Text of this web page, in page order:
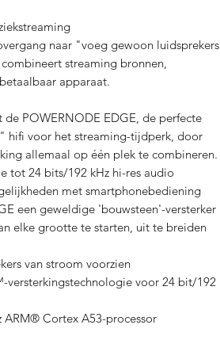
naar "voeg gewoon luidsprekers
streaming bronnen,
apparaat.
POWERNODE EDGE, de perfecte
hifi voor het streaming-tijdperk, door
allemaal op één plek te combineren.
tot 24 bits/192 kHz hi-res audio
met smartphonebediening
een geweldige 'bouwsteen'-versterker
elke grootte te starten, uit te breiden
van stroom voorzien
voor 24 bit/192
ARM® Cortex A53-processor